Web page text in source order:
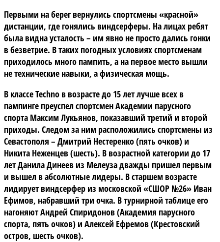
Первыми на берег вернулись спортсмены «красной»
дистанции, где гонялись виндсерферы. На лицах ребят
была видна усталость – им явно не просто дались гонки
в безветрие. В таких погодных условиях спортсменам
приходилось много пампить, а на первое место вышли
не технические навыки, а физическая мощь.
В классеTechno в возрасте до 15 летлучше всех в
пампинге преуспел спортсмен Академии парусного
спорта Максим Лукьянов, показавший третий и второй
приходы. Следом за ним расположились спортсмены из
Севастополя – Дмитрий Нестеренко (пять очков) и
Никита Неженцев (шесть). В возрастной категории до 17
летДанила Динеев из Мелеуза дважды пришел первым
и вышел в абсолютные лидеры. В старшем возрасте
лидирует виндсерфер из московской «СШОР №26» Иван
Ефимов, набравший три очка. В турнирной таблице его
нагоняют Андрей Спиридонов (Академия парусного
спорта, пять очков) и Алексей Ефремов (Крестовский
остров, шесть очков).